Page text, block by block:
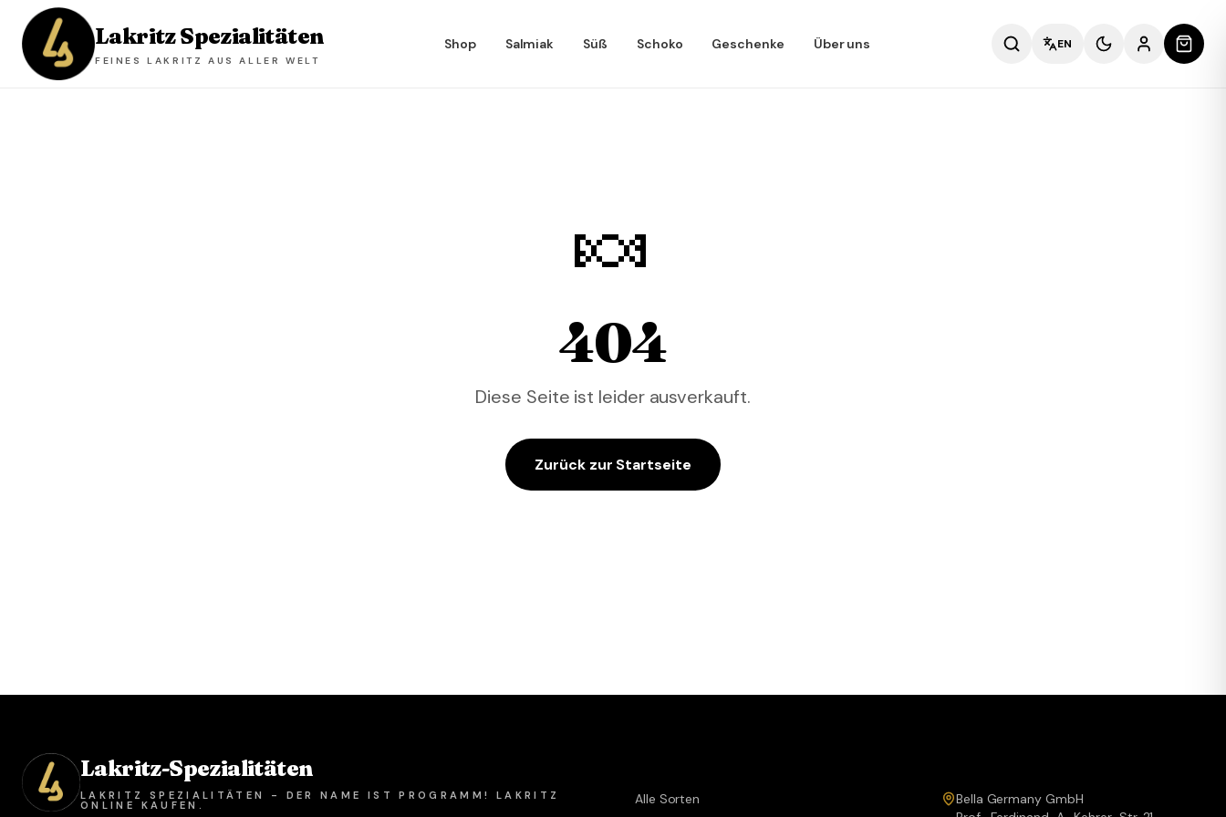
Lakritz Spezialitäten
FEINES LAKRITZ AUS ALLER WELT
Shop Salmiak Süß Schoko Geschenke Über uns EN
🍬
404
Diese Seite ist leider ausverkauft.
Zurück zur Startseite
Lakritz-Spezialitäten
LAKRITZ SPEZIALITÄTEN - DER NAME IST PROGRAMM! LAKRITZ
ONLINE KAUFEN. Alle Sorten
Bella Germany GmbH